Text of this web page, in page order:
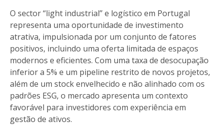
O sector “light industrial” e logístico em Portugal
representa uma oportunidade de investimento
atrativa, impulsionada por um conjunto de fatores
positivos, incluindo uma oferta limitada de espaços
modernos e eficientes. Com uma taxa de desocupação
inferior a 5% e um pipeline restrito de novos projetos,
além de um stock envelhecido e não alinhado com os
padrões ESG, o mercado apresenta um contexto
favorável para investidores com experiência em
gestão de ativos.